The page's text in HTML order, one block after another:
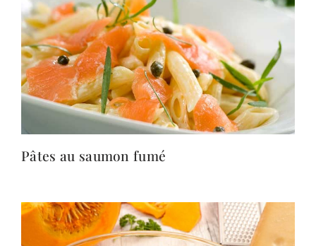
Pâtes au saumon fumé